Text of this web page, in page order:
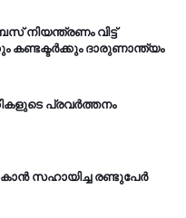
നിയന്ത്രണം വിട്ട്
കണ്ടക്ടർക്കും ദാരുണാന്ത്യം
പ്രവര്‍ത്തനം
സഹായിച്ച രണ്ടുപേര്‍